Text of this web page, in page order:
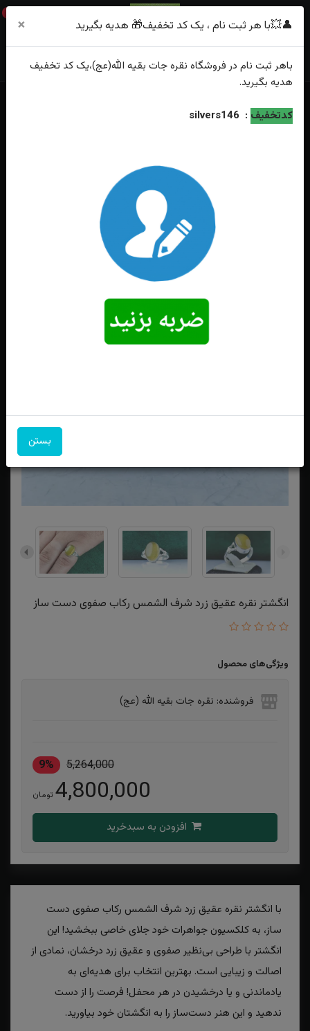
0
خانه
فهرست محصولات
انگشتر نقره عقیق زرد شرف الشمس رکاب صفوی دست ساز
انگشتر نقره عقیق زرد شرف الشمس رکاب صفوی دست ساز
ویژگی‌های محصول
فروشنده: نقره جات بقیه الله (عج)
5,264,000
9%
4,800,000 تومان
با انگشتر نقره عقیق زرد شرف الشمس رکاب صفوی دست
ساز، به کلکسیون جواهرات خود جلای خاصی ببخشید! این
انگشتر با طراحی بی‌نظیر صفوی و عقیق زرد درخشان، نمادی از
اصالت و زیبایی است. بهترین انتخاب برای هدیه‌ای به
یادماندنی و یا درخشیدن در هر محفل! فرصت را از دست
ندهید و این هنر دست‌ساز را به انگشتان خود بیاورید.
👤💥با هر ثبت نام ، یک کد تخفیف🎁 هدیه بگیرید ×
باهر ثبت نام در فروشگاه نقره جات بقیه الله(عج)،یک کد تخفیف
هدیه بگیرید.
کدتخفیف :
silvers146
بستن